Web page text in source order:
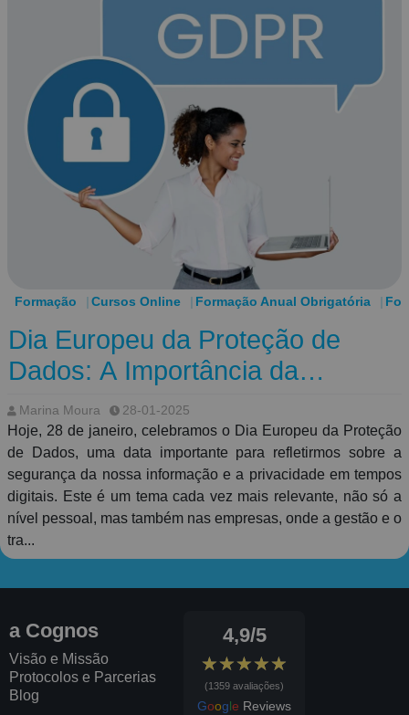
Formação Cursos Online Formação Anual Obrigatória
Dia Europeu da Proteção de
Dados: A Importância da
Formação em Gestão de
Recursos Humanos
Marina Moura 28-01-2025
Hoje, 28 de janeiro, celebramos o Dia Europeu da Proteção
de Dados, uma data importante para refletirmos sobre a
segurança da nossa informação e a privacidade em tempos
digitais. Este é um tema cada vez mais relevante, não só a
nível pessoal, mas também nas empresas, onde a gestão e o
tra...
a Cognos
Visão e Missão
Protocolos e Parcerias
Blog
4,9/5
★★★★★
★★★★★
(1359 avaliações)
Goog e Reviews